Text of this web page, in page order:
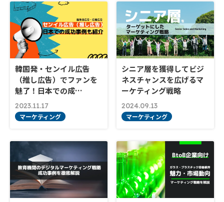
韓国発・センイル広告
（推し広告）でファンを
魅了！日本での成…
2023.11.17
マーケティング
シニア層を獲得してビジ
ネスチャンスを広げるマ
ーケティング戦略
2024.09.13
マーケティング